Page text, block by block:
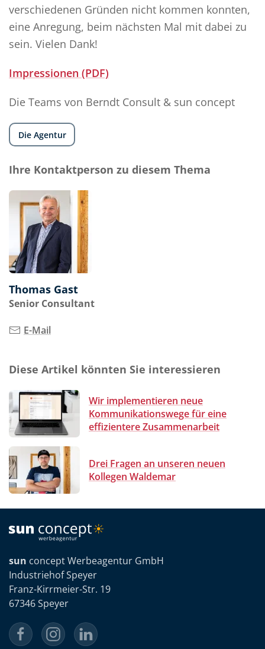
verschiedenen Gründen nicht kommen konnten,
eine Anregung, beim nächsten Mal mit dabei zu
sein. Vielen Dank!
Impressionen (PDF)
Die Teams von Berndt Consult & sun concept
Die Agentur
Ihre Kontaktperson zu diesem Thema
Thomas Gast
Senior Consultant
E-Mail
Diese Artikel könnten Sie interessieren
Wir implementieren neue
Kommunikationswege für eine
effizientere Zusammenarbeit
Drei Fragen an unseren neuen
Kollegen Waldemar
sun concept Werbeagentur GmbH
Industriehof Speyer
Franz-Kirrmeier-Str. 19
67346 Speyer